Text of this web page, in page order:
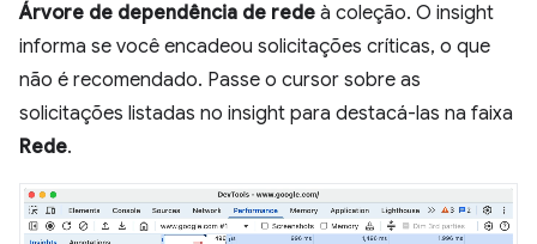
Árvore de dependência de rede à coleção. O insight
informa se você encadeou solicitações críticas, o que
não é recomendado. Passe o cursor sobre as
solicitações listadas no insight para destacá-las na faixa
Rede.